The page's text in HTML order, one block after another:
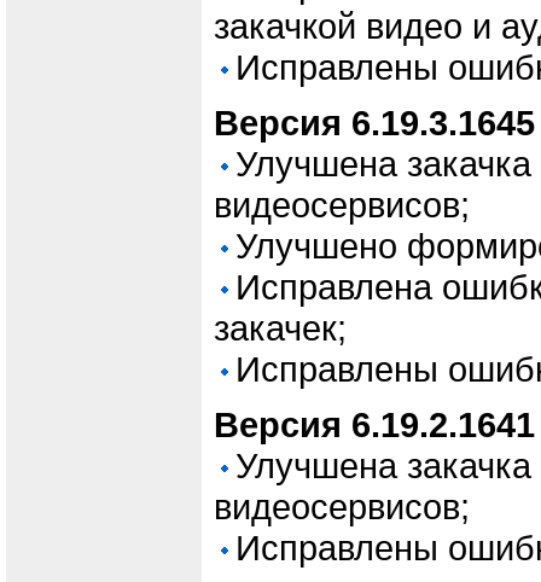
закачкой видео и
Исправлены
Версия
Улучшена
видеосервисов;
Улучшено
Исправлена
закачек;
Исправлены
Версия
Улучшена
видеосервисов;
Исправлены